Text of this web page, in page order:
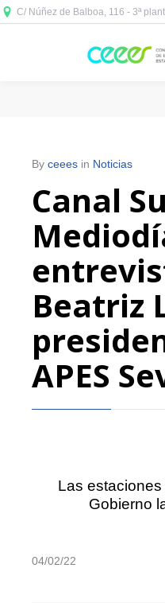
C/ Núñez de Balboa, 116 - 3ª
By ceees in Noticias
Canal
Beatriz
APES
Las estaciones
Gobierno
04/02/22